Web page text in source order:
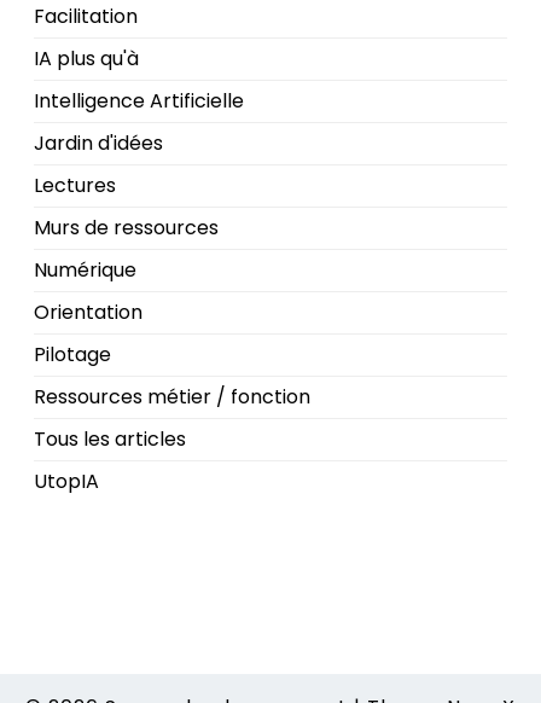
Facilitation
IA plus qu'à
Intelligence Artificielle
Jardin d'idées
Lectures
Murs de ressources
Numérique
Orientation
Pilotage
Ressources métier / fonction
Tous les articles
UtopIA